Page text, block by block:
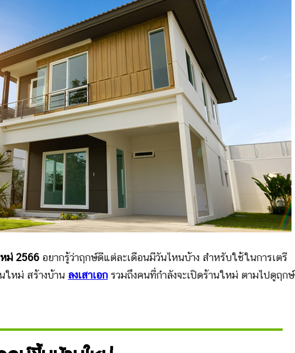
ม่ 2566 อยากรู้ว่าฤกษ์ดีแต่ละเดือนมีวันไหนบ้าง สำหรับใช้ในการเตรี
ใหม่ สร้างบ้าน ลงเสาเอก รวมถึงคนที่กำลังจะเปิดร้านใหม่ ตามไปดูฤกษ์